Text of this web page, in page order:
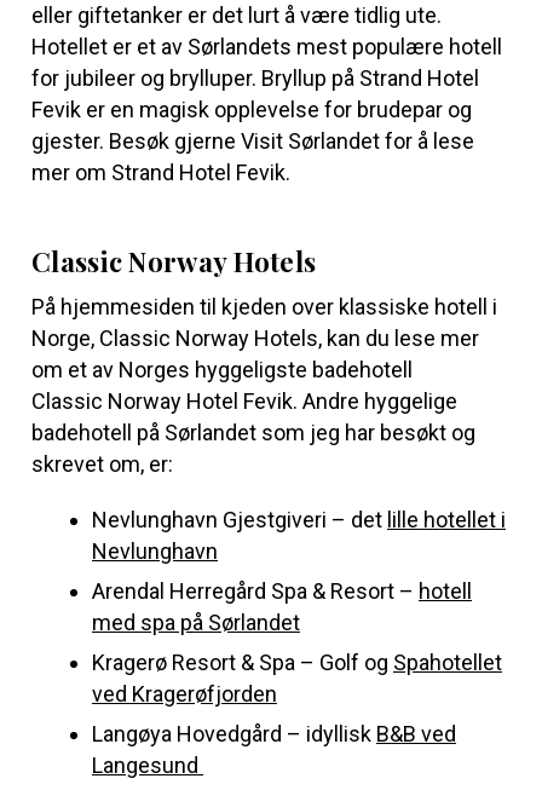
eller giftetanker er det lurt å være tidlig ute.
Hotellet er et av Sørlandets mest populære hotell
for jubileer og brylluper. Bryllup på Strand Hotel
Fevik er en magisk opplevelse for brudepar og
gjester. Besøk gjerne Visit Sørlandet for å lese
mer om Strand Hotel Fevik.
Classic Norway Hotels
På hjemmesiden til kjeden over klassiske hotell i
Norge, Classic Norway Hotels, kan du lese mer
om et av Norges hyggeligste badehotell
Classic Norway Hotel Fevik. Andre hyggelige
badehotell på Sørlandet som jeg har besøkt og
skrevet om, er:
Nevlunghavn Gjestgiveri – det lille hotellet i
Nevlunghavn
Arendal Herregård Spa & Resort – hotell
med spa på Sørlandet
Kragerø Resort & Spa – Golf og Spahotellet
ved Kragerøfjorden
Langøya Hovedgård – idyllisk B&B ved
Langesund